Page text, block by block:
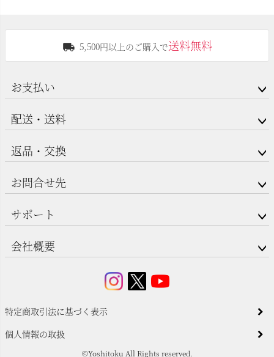
5,500円以上のご購入で送料無料
お支払い
配送・送料
返品・交換
お問合せ先
サポート
会社概要
特定商取引法に基づく表示
個人情報の取扱
©Yoshitoku All Rights reserved.